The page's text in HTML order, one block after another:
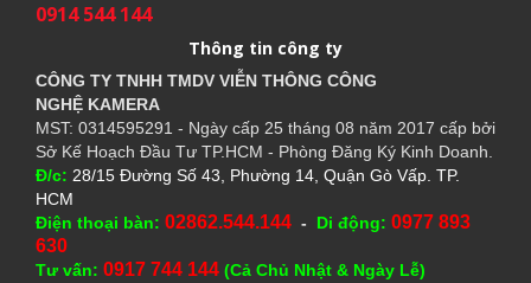
0914 544 144
Thông tin công ty
CÔNG TY TNHH TMDV VIỄN THÔNG CÔNG
NGHỆ KAMERA
MST: 0314595291 - Ngày cấp 25 tháng 08 năm 2017 cấp bởi
Sở Kế Hoạch Đầu Tư TP.HCM - Phòng Đăng Ký Kinh Doanh.
Đ/c: 28/15 Đường Số 43, Phường 14, Quận Gò Vấp. TP.
HCM
Điện thoại bàn: 02862.544.144 - Di động: 0977 893
630
Tư vấn: 0917 744 144 (Cả Chủ Nhật & Ngày Lễ)